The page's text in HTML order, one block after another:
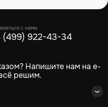
с нами
(499) 922-43-34
Напишите нам на e-
решим.